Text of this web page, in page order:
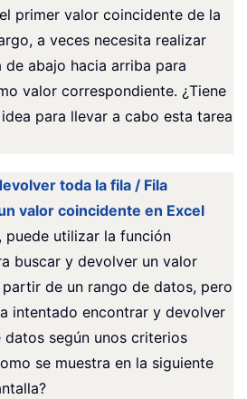
primer valor coincidente de la
a veces necesita realizar
de abajo hacia arriba para
valor correspondiente. ¿Tiene
para llevar a cabo esta tarea
toda la fila / Fila
valor coincidente en Excel
puede utilizar la función
buscar y devolver un valor
de un rango de datos, pero
intentado encontrar y devolver
según unos criterios
se muestra en la siguiente